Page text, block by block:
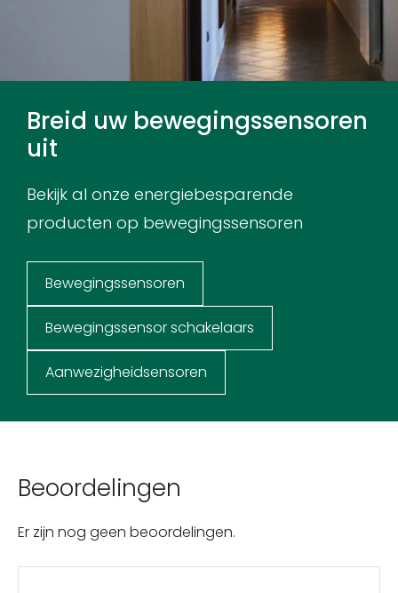
Breid uw bewegingssensoren
uit
Bekijk al onze energiebesparende
producten op bewegingssensoren
Bewegingssensoren
Bewegingssensor schakelaars
Aanwezigheidsensoren
Beoordelingen
Er zijn nog geen beoordelingen.